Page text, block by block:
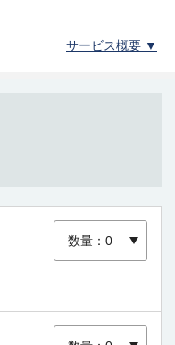
サービス概要 ▼